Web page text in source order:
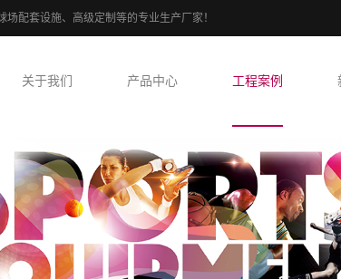
配套设施、高级定制等的专业生产厂家！
关于我们 产品中心 工程案例